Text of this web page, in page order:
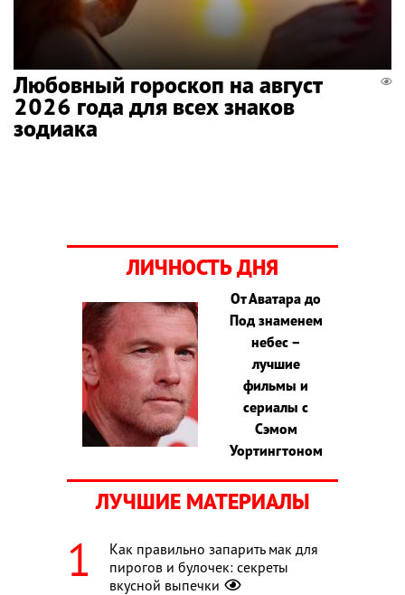
Любовный гороскоп на август
2026 года для всех знаков
зодиака
ЛИЧНОСТЬ ДНЯ
От Аватара до
Под знаменем
небес –
лучшие
фильмы и
сериалы с
Сэмом
Уортингтоном
ЛУЧШИЕ МАТЕРИАЛЫ
Как правильно запарить мак для
пирогов и булочек: секреты
вкусной выпечки